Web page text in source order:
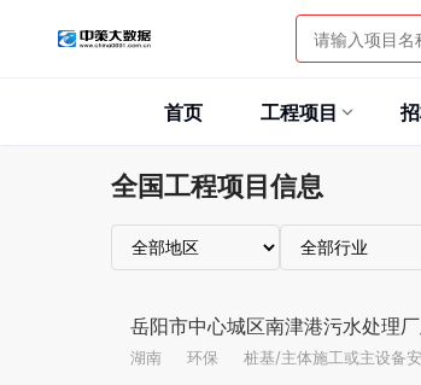
首页 工程项目
全国工程项目信息
岳阳市中心城区南津港污水处理
湖南 环保 桩基/主体施工或主设备